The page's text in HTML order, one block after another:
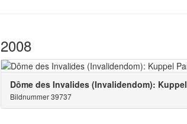
2008
Dôme des Invalides (Invalidendom): Kuppel
Bildnummer 39737